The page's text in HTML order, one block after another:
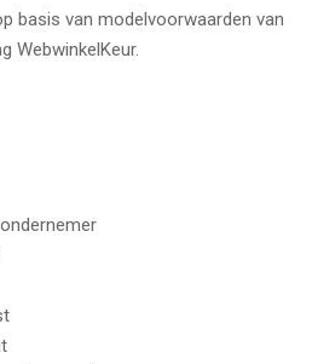
basis van modelvoorwaarden van
WebwinkelKeur.